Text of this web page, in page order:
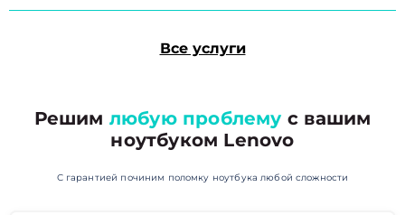
Все услуги
Решим любую проблему с вашим
ноутбуком Lenovo
С гарантией починим поломку ноутбука любой сложности